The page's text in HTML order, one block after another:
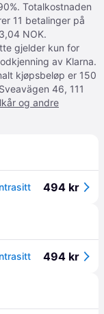
Totalkostnaden
11 betalinger på
NOK.
gjelder kun for
av Klarna.
kjøpsbeløp er 150
46, 111
og andre
494 kr
494 kr